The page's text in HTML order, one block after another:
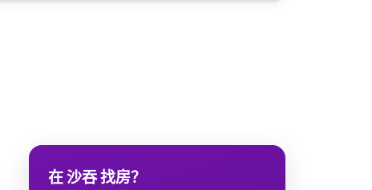
在 沙吞 找房？